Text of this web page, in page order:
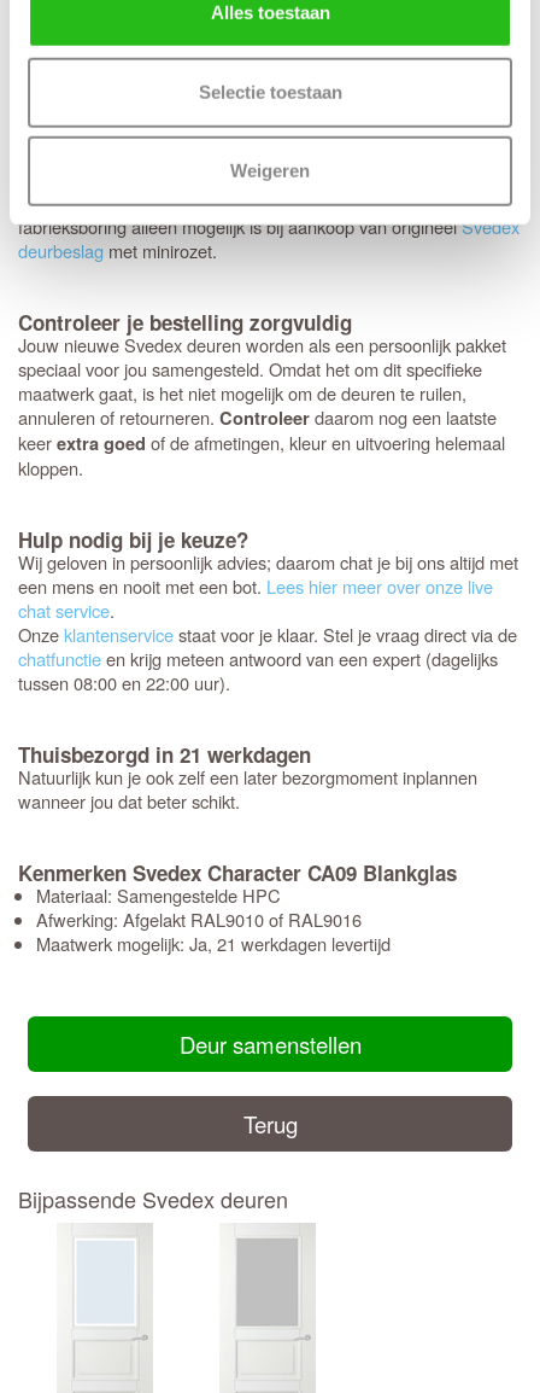
Alles toestaan
Selectie toestaan
Weigeren
keuze voor een tochtvaldorpel.
Op de Svedex Character-deuren heb je volledige vrijheid:elk
type deurbeslag past perfect
. Hoewel het deurbeslag van
Svedex kwalitatief uitstekend is, ben je hier niet aan gebonden en
kun je ook voor andere merken kiezen. Heb je een voorkeur voor
rond of vierkant rozet? Dan bereiden we dit graag direct voor je
voor. Houd er wel rekening mee dat deze specifieke
fabrieksboring alleen mogelijk is bij aankoop van origineelSvedex
deurbeslag met minirozet.
Controleer je bestelling zorgvuldig
Jouw nieuwe Svedex deuren worden als een persoonlijk pakket
speciaal voor jou samengesteld. Omdat het om dit specifieke
maatwerk gaat, is het niet mogelijk om de deuren te ruilen,
annuleren of retourneren. Controleerdaarom nog een laatste
keerextra goed of de afmetingen, kleur en uitvoering helemaal
kloppen.
Hulp nodig bij je keuze?
Wij geloven in persoonlijk advies; daarom chat je bij ons altijd met
een mens en nooit met een bot. Lees hier meer over onze live
chat service.
Onzeklantenservicestaat voor je klaar. Stel je vraag direct via de
chatfunctieen krijg meteen antwoord van een expert (dagelijks
tussen 08:00 en 22:00 uur).
Thuisbezorgd in 21 werkdagen
Natuurlijk kun je ook zelf een later bezorgmoment inplannen
wanneer jou dat beter schikt.
Kenmerken Svedex Character CA09 Blankglas
Materiaal: Samengestelde HPC
Afwerking: Afgelakt RAL9010 of RAL9016
Maatwerk mogelijk: Ja, 21 werkdagen levertijd
Deur samenstellen
Terug
Bijpassende Svedex deuren